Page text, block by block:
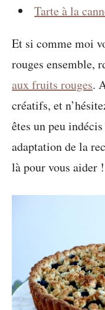
Tarte à la
Et si comme moi
rouges ensemble,
aux fruits rouges.
créatifs, et
êtes un peu
adaptation de la
là pour vous aider !